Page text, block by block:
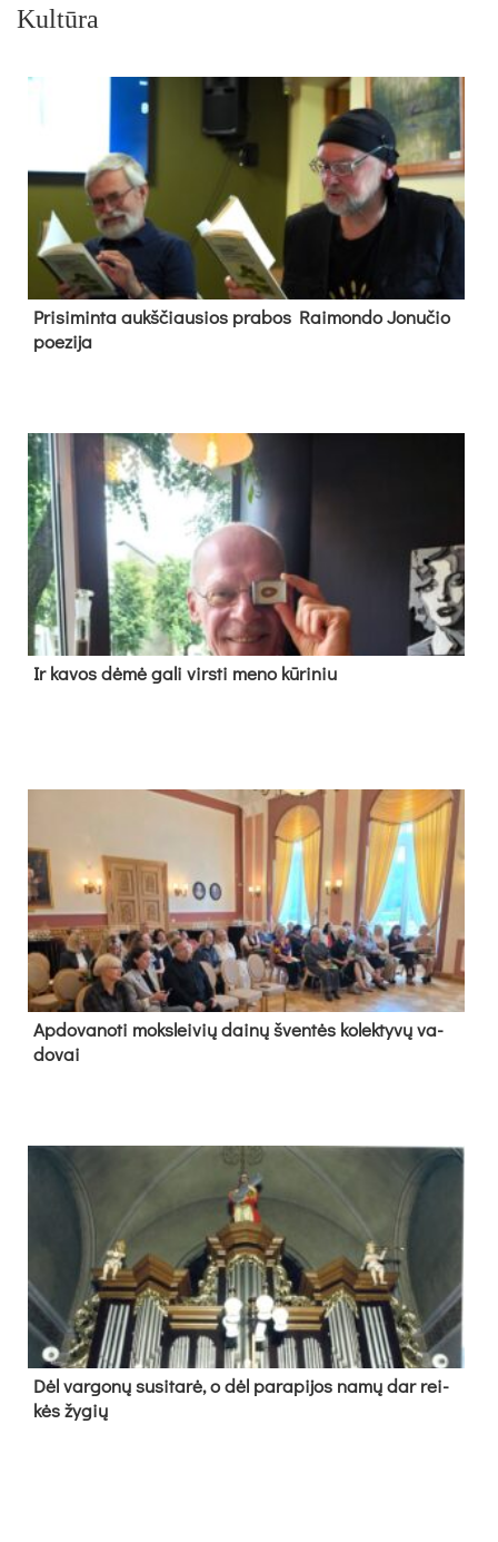
Kultūra
Pri­si­min­ta aukš­čiau­sios pra­bos Rai­mon­do Jo­nu­čio
poe­zi­ja
Ir ka­vos dė­mė ga­li virs­ti me­no kū­ri­niu
Ap­do­va­no­ti moks­lei­vių dai­nų šven­tės ko­lek­ty­vų va­
do­vai
Dėl var­go­nų su­si­ta­rė, o dėl pa­ra­pi­jos na­mų dar rei­
kės žy­gių